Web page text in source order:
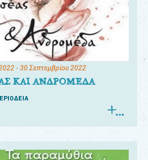
- 30 Σεπτεμβρίου 2022
ΚΑΙ ΑΝΔΡΟΜΕΔΑ